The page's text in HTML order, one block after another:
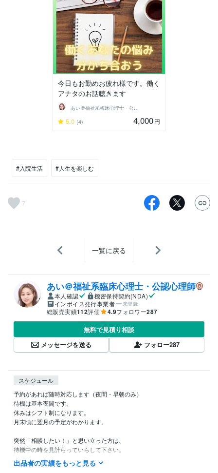
今日もお勤めお疲れ様です。働く
アナタのお話聴きます
あい＠福祉系臨床心理士・公認心理師
5.0 (4) 4,000円
#入院生活 #人生を楽しむ
7
一覧に戻る
あい＠福祉系臨床心理士・公認心理師
本人確認
機密保持契約(NDA)
インボイス発行事業者
未登録
総販売実績112評価 4.9フォロワー287
無料で見積り相談
メッセージを送る
フォロー287
スケジュール
予約があれば随時対応します（夜間・早朝のみ）
待機は基本夜間です。
休みはシフト制になります。
月末頃に翌月の予定がわかります。
突然「相談したい！」と思い立った方は、
待機中の時を見計らっていらして下さい。
（最近あまりそういう時間ないかも…前日までにご連絡いただけますと
助かります。）
出品者の実績をもっと見る